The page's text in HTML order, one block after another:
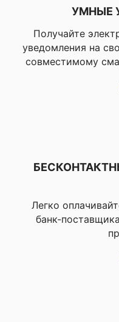
УМНЫЕ
Получайте
уведомления на
совместимому
Легко
банк-